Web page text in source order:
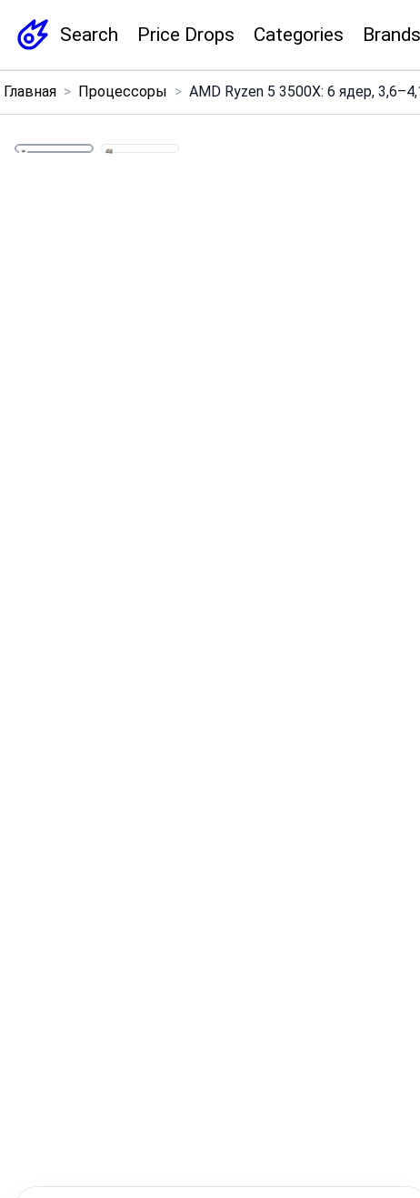
Search Price Drops Categories Brands
Menu ×
Home
Главная > Процессоры > AMD Ryzen 5 3500X: 6 ядер,